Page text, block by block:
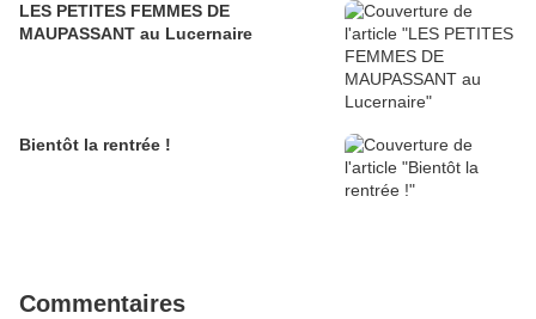
LES PETITES FEMMES DE
MAUPASSANT au Lucernaire
Bientôt la rentrée !
Commentaires